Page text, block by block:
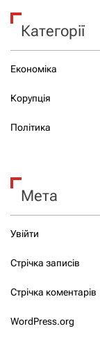
Категорії
Економіка
Корупція
Політика
Мета
Увійти
Стрічка записів
Стрічка коментарів
WordPress.org